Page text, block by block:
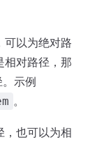
可以为绝对路
相对路径，那
示例
。
，也可以为相